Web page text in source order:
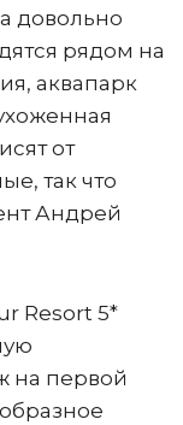
довольно
рядом на
аквапарк
от
так что
Андрей
Resort 5*
на первой